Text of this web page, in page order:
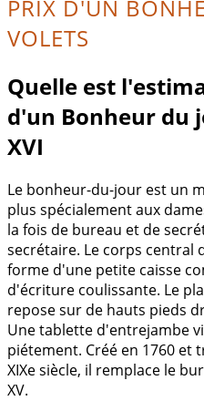
PRIX D'UN
VOLETS
Quelle est
d'un Bonheur du
XVI
Le bonheur-du-jour est un
plus spécialement aux
la fois de bureau et de
secrétaire. Le corps central
forme d'une petite caisse
d'écriture coulissante. Le
repose sur de hauts pieds
Une tablette d'entrejambe
piétement. Créé en 1760 et
XIXe siècle, il remplace le
XV.